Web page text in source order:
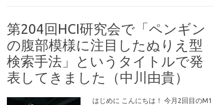
第204回HCI研究会で「ペンギン
の腹部模様に注目したぬりえ型
検索手法」というタイトルで発
表してきました（中川由貴）
はじめに こんにちは！ 今月2回目のM1